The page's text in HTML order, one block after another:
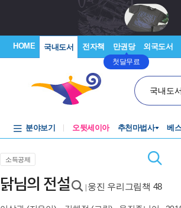
HOME 국내도서 전자책 만권당
첫달무료
외국도서
국내도
분야보기 오뒷세이아 추천마법사 베
소득공제
닭님의 전설 웅진 우리그림책 48